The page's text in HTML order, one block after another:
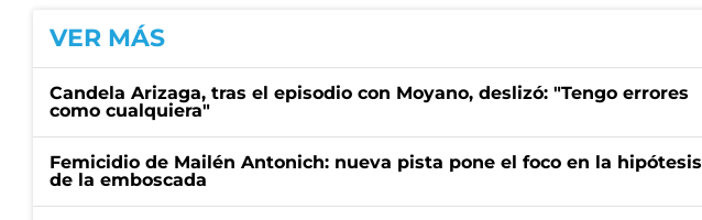
VER MÁS
Candela Arizaga, tras el episodio con Moyano, deslizó: "Tengo errores
como cualquiera"
Femicidio de Mailén Antonich: nueva pista pone el foco en la hipótesis
de la emboscada